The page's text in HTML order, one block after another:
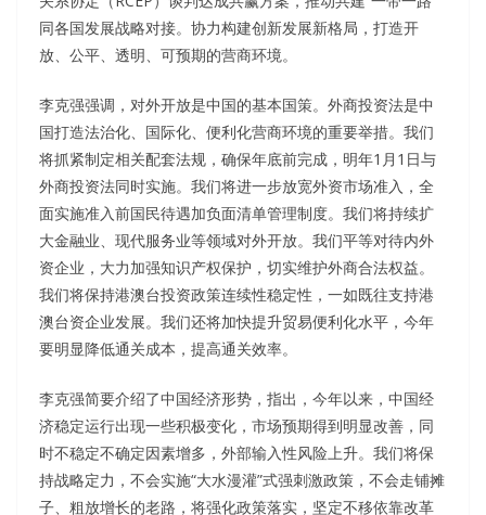
同各国发展战略对接。协力构建创新发展新格局，打造开
放、公平、透明、可预期的营商环境。
李克强强调，对外开放是中国的基本国策。外商投资法是中
国打造法治化、国际化、便利化营商环境的重要举措。我们
将抓紧制定相关配套法规，确保年底前完成，明年1月1日与
外商投资法同时实施。我们将进一步放宽外资市场准入，全
面实施准入前国民待遇加负面清单管理制度。我们将持续扩
大金融业、现代服务业等领域对外开放。我们平等对待内外
资企业，大力加强知识产权保护，切实维护外商合法权益。
我们将保持港澳台投资政策连续性稳定性，一如既往支持港
澳台资企业发展。我们还将加快提升贸易便利化水平，今年
要明显降低通关成本，提高通关效率。
李克强简要介绍了中国经济形势，指出，今年以来，中国经
济稳定运行出现一些积极变化，市场预期得到明显改善，同
时不稳定不确定因素增多，外部输入性风险上升。我们将保
持战略定力，不会实施“大水漫灌”式强刺激政策，不会走铺摊
子、粗放增长的老路，将强化政策落实，坚定不移依靠改革